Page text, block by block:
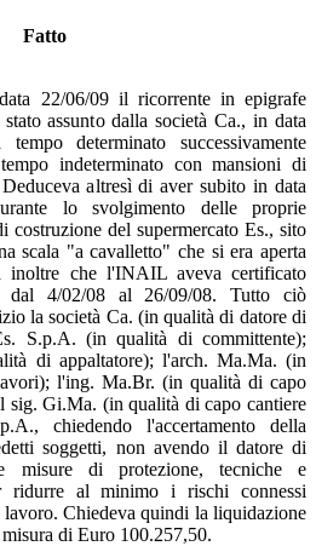
Fatto
22/06/09 il ricorrente in epigrafe
assunto dalla società Ca., in data
determinato successivamente
indeterminato con mansioni di
altresì di aver subito in data
lo svolgimento delle proprie
costruzione del supermercato Es., sito
scala "a cavalletto" che si era aperta
inoltre che l'INAIL aveva certificato
4/02/08 al 26/09/08. Tutto ciò
la società Ca. (in qualità di datore di
S.p.A. (in qualità di committente);
di appaltatore); l'arch. Ma.Ma. (in
l'ing. Ma.Br. (in qualità di capo
sig. Gi.Ma. (in qualità di capo cantiere
chiedendo l'accertamento della
soggetti, non avendo il datore di
misure di protezione, tecniche e
ridurre al minimo i rischi connessi
Chiedeva quindi la liquidazione
di Euro 100.257,50.